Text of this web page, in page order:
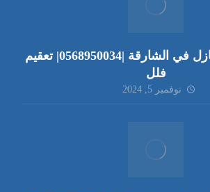
شركة تعقيم منازل في الشارقة |0568950034| تعقيم
فلل
نوفمبر 5, 2024